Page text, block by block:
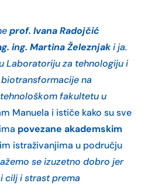
prof. Ivana Radojčić
ing. Martina Železnjaki ja.
Laboratoriju za tehnologiju i
biotransformacije na
fakultetu u
Manuela i ističe kako su sve
povezane akademskim
istraživanjima u području
se izuzetno dobro jer
cilj i strast prema